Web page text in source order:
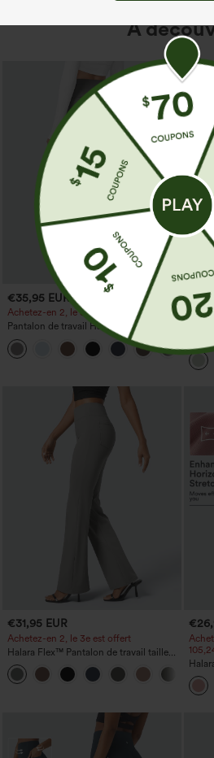
À
€35,95 EUR
Achetez-en 2, le 3e est offert
Pantalon de travail Halara Flex™
DayStretch à taille haute, avec poches et
coupe droite
style
€31,95 EUR
Achetez-en 2, le 3e est offert
Halara Flex™ Pantalon de travail taille
haute avec poche latérale arrière et
légère coupe évasée
maille